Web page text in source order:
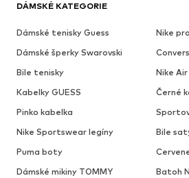
DÁMSKÉ KATEGORIE
Dámské tenisky Guess
Nike
Dámské šperky Swarovski
Bile tenisky
Nike
Kabelky GUESS
Černé
Pinko kabelka
Nike Sportswear legíny
Bile
Puma boty
Dámské mikiny TOMMY
Batoh